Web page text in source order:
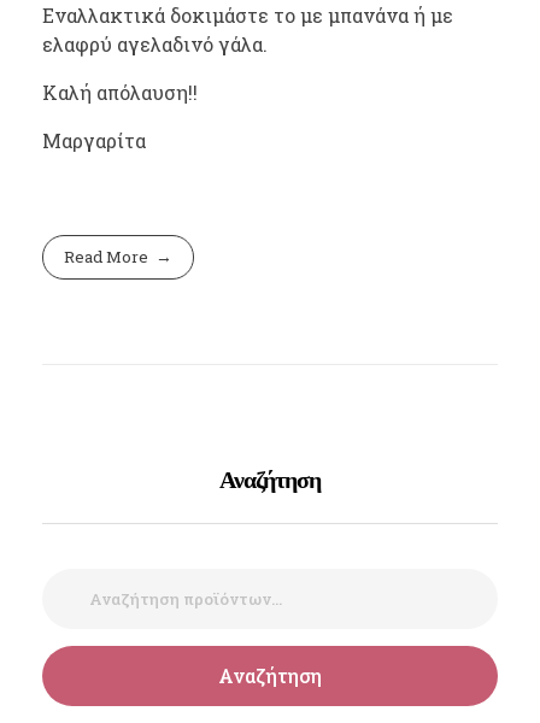
Εναλλακτικά δοκιμάστε το με μπανάνα ή με
ελαφρύ αγελαδινό γάλα.
Καλή απόλαυση!!
Μαργαρίτα
Read More
Αναζήτηση
Αναζήτηση